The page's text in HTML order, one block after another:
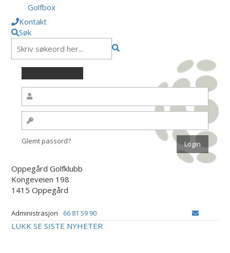
Golfbox
Kontakt
Søk
Glemt passord?
Oppegård Golfklubb
Kongeveien 198
1415 Oppegård
Administrasjon 66 81 59 90
LUKK SE SISTE NYHETER